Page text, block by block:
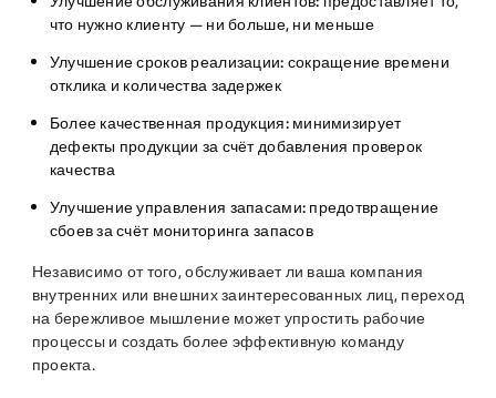
что нужно клиенту — ни больше, ни меньше
Улучшение сроков реализации: сокращение времени
отклика и количества задержек
Более качественная продукция:минимизирует
дефекты продукции за счёт добавления проверок
качества
Улучшение управления запасами: предотвращение
сбоев за счёт мониторинга запасов
Независимо от того, обслуживает ли ваша компания
внутренних или внешних заинтересованных лиц, переход
на бережливое мышление может упростить рабочие
процессы и создать более эффективную команду
проекта.